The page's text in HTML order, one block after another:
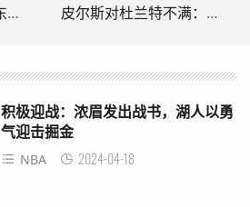
欧洲联赛大爆发！伊东纯也、堂安律等日本球员引爆进球狂潮 皮尔斯对杜兰特不满：团队成就不符超级球星标准
积极迎战：浓眉发出战书，湖人以勇
气迎击掘金
NBA 2024-04-18